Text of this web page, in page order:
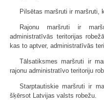
Pilsētas maršruti ir maršruti,
Rajonu maršruti ir
administratīvās teritorijas
kas to aptver, administratīvās
Tālsatiksmes maršruti ir
rajonu administratīvo teritoriju
Starptautiskie maršruti ir
šķērsot Latvijas valsts robežu.